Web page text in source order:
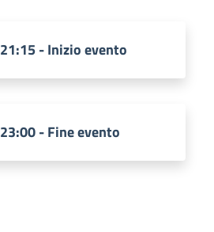
21:15 - Inizio evento
23:00 - Fine evento